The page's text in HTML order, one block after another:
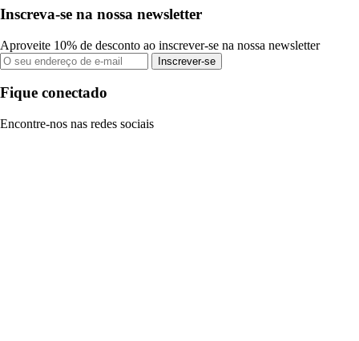
Inscreva-se na nossa newsletter
Aproveite 10% de desconto ao inscrever-se na nossa newsletter
Inscrever-se
Fique conectado
Encontre-nos nas redes sociais